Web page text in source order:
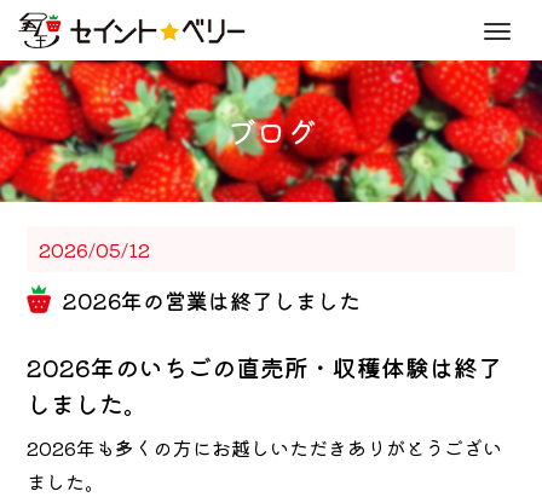
ブログ
2026/05/12
2026年の営業は終了しました
2026年のいちごの直売所・収穫体験は終了
しました。
2026年も多くの方にお越しいただきありがとうござい
ました。